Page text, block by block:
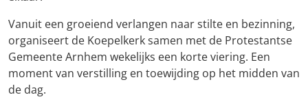
Vanuit een groeiend verlangen naar stilte en bezinning,
organiseert de Koepelkerk samen met de Protestantse
Gemeente Arnhem wekelijks een korte viering. Een
moment van verstilling en toewijding op het midden van
de dag.